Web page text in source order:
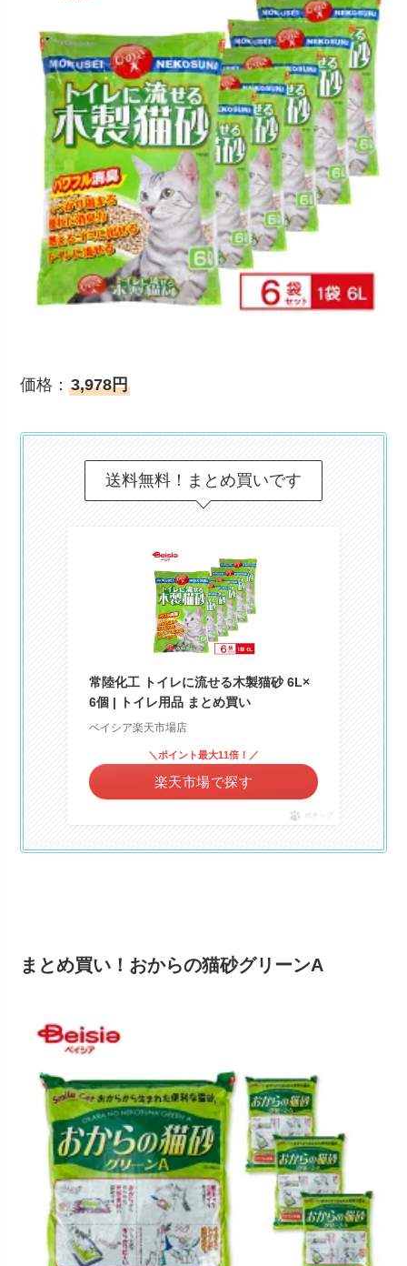
価格：3,978円
送料無料！まとめ買いです
常陸化工 トイレに流せる木製猫砂 6L×
6個 | トイレ用品 まとめ買い
ベイシア楽天市場店
＼ポイント最大11倍！／
楽天市場で探す
ポチップ
まとめ買い！ おからの猫砂グリーンA